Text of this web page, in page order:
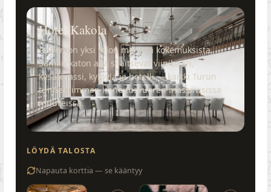
Hotel Kakola
Ruben on yksi talon monista kokemuksista.
Saman katon alla sijaitsevat viinibaari,
kesäterassi, kylpylä ja hotelli — kaikki Turun
tunnetuimman linnoitusvuoren massiivisissa
muureissa.
LÖYDÄ TALOSTA
Napauta korttia — se kääntyy